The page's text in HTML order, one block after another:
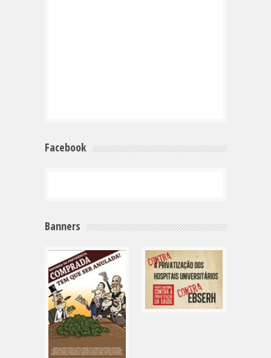
Facebook
Banners